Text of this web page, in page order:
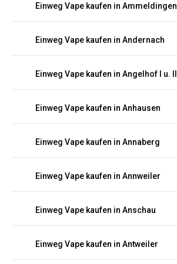
Einweg Vape kaufen in Ammeldingen
Einweg Vape kaufen in Andernach
Einweg Vape kaufen in Angelhof I u. II
Einweg Vape kaufen in Anhausen
Einweg Vape kaufen in Annaberg
Einweg Vape kaufen in Annweiler
Einweg Vape kaufen in Anschau
Einweg Vape kaufen in Antweiler